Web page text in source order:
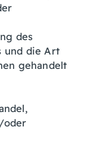
des
und die Art
gehandelt
oder